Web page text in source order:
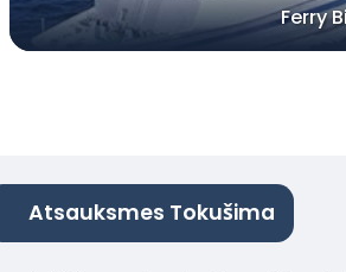
Ferry
Atsauksmes Tokušima